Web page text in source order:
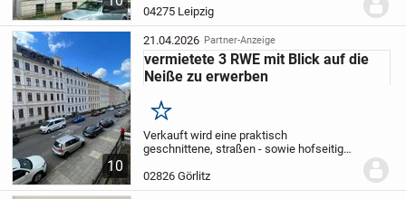
Raumwohnung mit hofseitigem Balkon in
Südausrichtung. Die Wohnung ist
vollständig zum...
04275 Leipzig
10
21.04.2026 Partner-Anzeige
vermietete 3 RWE mit Blick auf die
Neiße zu erwerben
Merken
Verkauft wird eine praktisch
geschnittene, straßen - sowie hofseitig
Obergeschoss. Alle Zimmer sind vom Flur
aus begehbar und ausgestattet mit
02826 Görlitz